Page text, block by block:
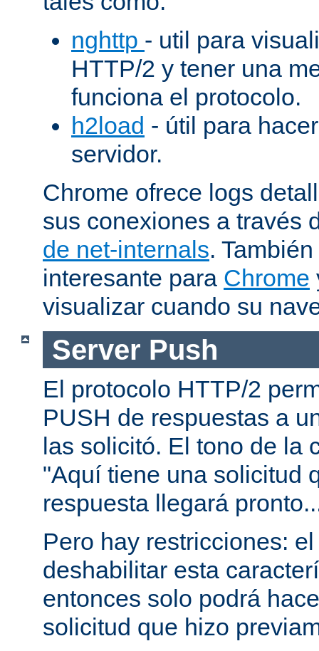
nghttp - util para
HTTP/2 y tener una
funciona el protocolo.
h2load - útil para
servidor.
Chrome ofrece logs
sus conexiones a través
de net-internals.
interesante para Chrome
visualizar cuando su
Server Push
El protocolo HTTP/2
PUSH de respuestas a
las solicitó. El tono de la
"Aquí tiene una solicitud
respuesta llegará
Pero hay restricciones:
deshabilitar esta
entonces solo podrá
solicitud que hizo